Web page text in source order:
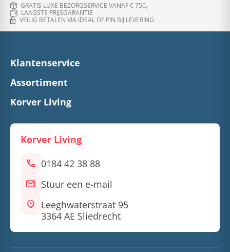
GRATIS LUXE BEZORGSERVICE VANAF € 750,-
LAAGSTE PRIJSGARANTIE
VEILIG BETALEN VIA IDEAL OF PIN BIJ LEVERING
Klantenservice
Assortiment
Korver Living
Korver Living
call 0184 42 38 88
mail Stuur een e-mail
location_on Leeghwaterstraat 95
3364 AE Sliedrecht